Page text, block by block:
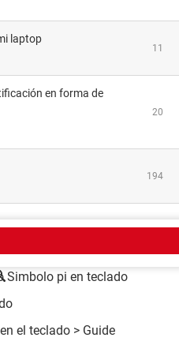
laptop
11
20
194
TEMA
Simbolo pi en teclado
el teclado > Guide